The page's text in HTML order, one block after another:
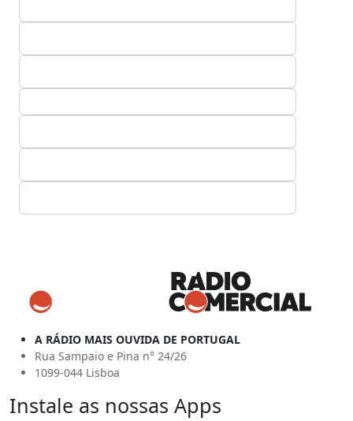
A RÁDIO MAIS OUVIDA DE PORTUGAL
Rua Sampaio e Pina n° 24/26
1099-044 Lisboa
Instale as nossas Apps